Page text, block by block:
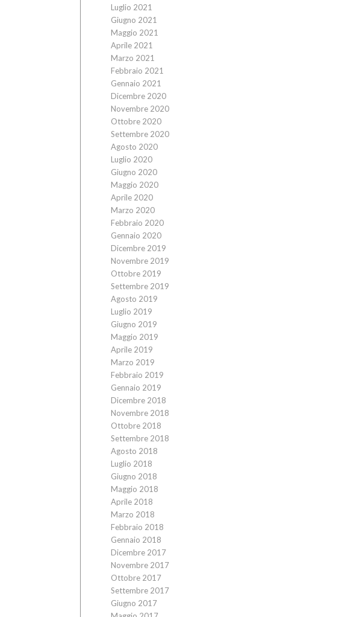
Luglio 2021
Giugno 2021
Maggio 2021
Aprile 2021
Marzo 2021
Febbraio 2021
Gennaio 2021
Dicembre 2020
Novembre 2020
Ottobre 2020
Settembre 2020
Agosto 2020
Luglio 2020
Giugno 2020
Maggio 2020
Aprile 2020
Marzo 2020
Febbraio 2020
Gennaio 2020
Dicembre 2019
Novembre 2019
Ottobre 2019
Settembre 2019
Agosto 2019
Luglio 2019
Giugno 2019
Maggio 2019
Aprile 2019
Marzo 2019
Febbraio 2019
Gennaio 2019
Dicembre 2018
Novembre 2018
Ottobre 2018
Settembre 2018
Agosto 2018
Luglio 2018
Giugno 2018
Maggio 2018
Aprile 2018
Marzo 2018
Febbraio 2018
Gennaio 2018
Dicembre 2017
Novembre 2017
Ottobre 2017
Settembre 2017
Giugno 2017